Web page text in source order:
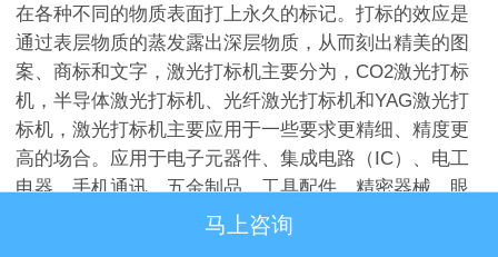
在各种不同的物质表面打上永久的标记。打标的效应是
通过表层物质的蒸发露出深层物质，从而刻出精美的图
案、商标和文字，激光打标机主要分为，CO2激光打标
机，半导体激光打标机、光纤激光打标机和YAG激光打
标机，激光打标机主要应用于一些要求更精细、精度更
高的场合。应用于电子元器件、集成电路（IC）、电工
电器、手机通讯、五金制品、工具配件、精密器械、眼
镜钟表、首饰饰品、汽车配件、塑胶按键、建材、PVC
马上咨询